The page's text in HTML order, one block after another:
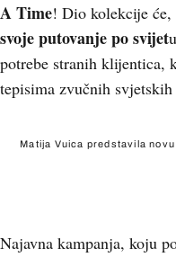
A Time! Dio kolekcije
svoje putovanje po svijet
potrebe stranih klijentica,
tepisima zvučnih svjetskih
Matija Vuica predstavila
Najavna kampanja, koju